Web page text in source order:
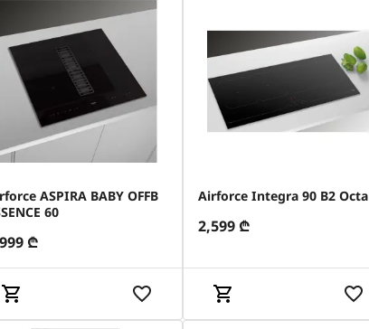
ASPIRA BABY OFFB
60
₾
Airforce Integra 90 B2 Octa
2,599 ₾